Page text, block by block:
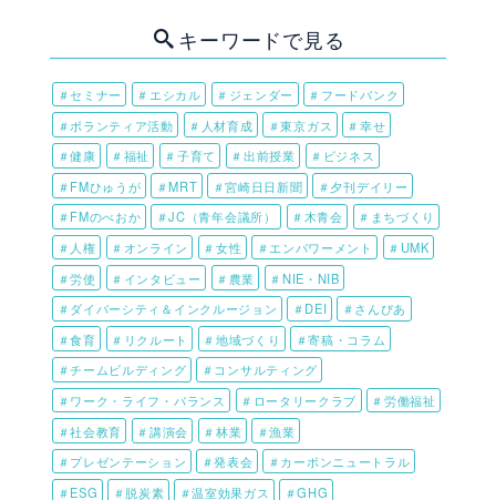
キーワードで見る
＃セミナー ＃エシカル ＃ジェンダー
＃フードバンク
＃ボランティア活動
＃人材育成 ＃東京ガス
＃幸せ
＃健康
＃福祉 ＃子育て ＃出前授業
＃ビジネス
＃FMひゅうが
＃MRT ＃宮崎日日新聞
＃夕刊デイリー
＃FMのべおか
＃JC（青年会議所） ＃木青会
＃まちづくり
＃人権
＃オンライン ＃女性 ＃エンパワーメント
＃UMK
＃労使
＃インタビュー ＃農業
＃NIE・NIB
＃ダイバーシティ＆インクルージョン
＃DEI
＃さんぴあ
＃食育
＃リクルート ＃地域づくり
＃寄稿・コラム
＃チームビルディング
＃コンサルティング
＃ワーク・ライフ・バランス
＃ロータリークラブ
＃労働福祉
＃社会教育
＃講演会 ＃林業
＃漁業
＃プレゼンテーション
＃発表会
＃カーボンニュートラル
＃ESG
＃脱炭素 ＃温室効果ガス ＃GHG